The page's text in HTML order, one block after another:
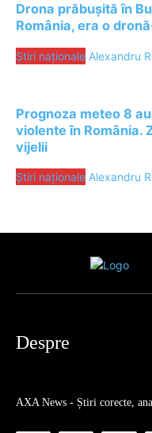
Drona prăbușită în
România, era o
Știri naționale Alexandru
Prognoza meteo 8
violente în România.
vijelii
Știri naționale Alexandru
Despre
AXA News - Știri corecte,